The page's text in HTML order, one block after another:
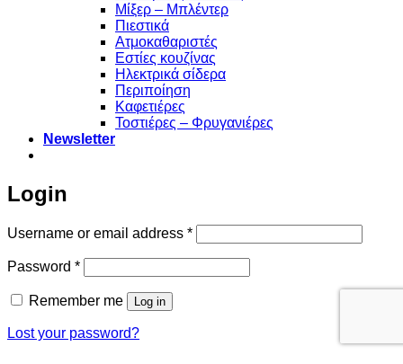
Μίξερ – Μπλέντερ
Πιεστικά
Ατμοκαθαριστές
Εστίες κουζίνας
Ηλεκτρικά σίδερα
Περιποίηση
Καφετιέρες
Τοστιέρες – Φρυγανιέρες
Newsletter
Login
Username or email address *Required
Password *Required
Remember me Log in
Lost your password?